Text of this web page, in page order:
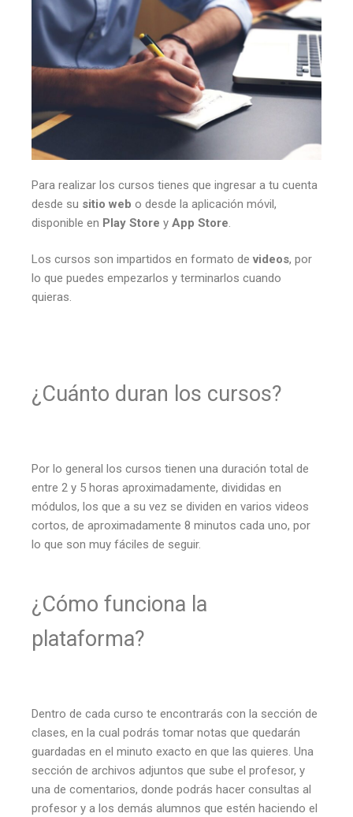
Para realizar los cursos tienes que ingresar a tu cuenta
desde su sitio web o desde la aplicación móvil,
disponible en Play Store y App Store.
Los cursos son impartidos en formato devideos, por
lo que puedes empezarlos y terminarlos cuando
quieras.
¿Cuánto duran los cursos?
Por lo general los cursos tienen una duración total de
entre 2 y 5 horas aproximadamente, divididas en
módulos, los que a su vez se dividen en varios videos
cortos, de aproximadamente 8 minutos cada uno, por
lo que son muy fáciles de seguir.
¿Cómo funciona la
plataforma?
Dentro de cada curso te encontrarás con la sección de
clases, en la cual podrás tomar notas que quedarán
guardadas en el minuto exacto en que las quieres. Una
sección de archivos adjuntos que sube el profesor, y
una de comentarios, donde podrás hacer consultas al
profesor y a los demás alumnos que estén haciendo el